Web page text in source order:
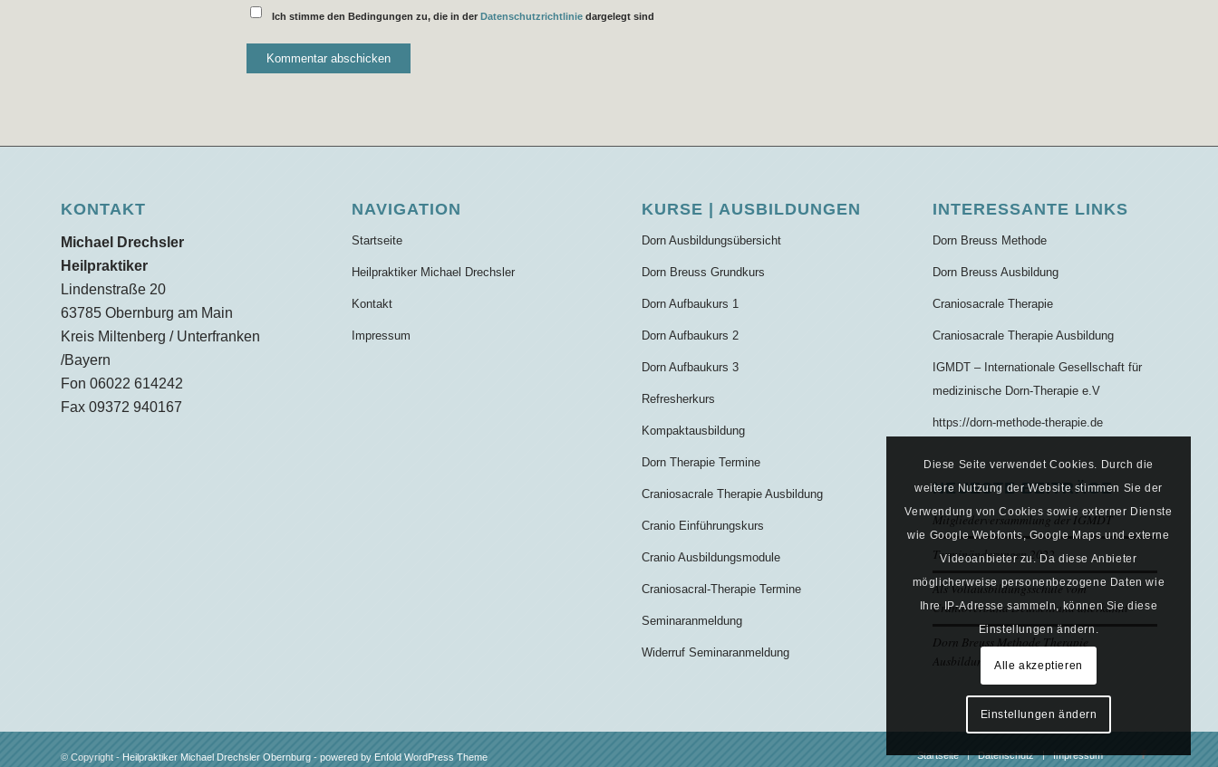
Ich stimme den Bedingungen zu, die in der Datenschutzrichtliniedargelegt sind
KONTAKT
Michael Drechsler
Heilpraktiker
Lindenstraße 20
63785 Obernburg am Main
Kreis Miltenberg / Unterfranken
/Bayern
Fon 06022 614242
Fax 09372 940167
NAVIGATION
Startseite
Heilpraktiker Michael Drechsler
Kontakt
Impressum
KURSE | AUSBILDUNGEN
Dorn Ausbildungsübersicht
Dorn Breuss Grundkurs
Dorn Aufbaukurs 1
Dorn Aufbaukurs 2
Dorn Aufbaukurs 3
Refresherkurs
Kompaktausbildung
Dorn Therapie Termine
Craniosacrale Therapie Ausbildung
Cranio Einführungskurs
Cranio Ausbildungsmodule
Craniosacral-Therapie Termine
Seminaranmeldung
Widerruf Seminaranmeldung
INTERESSANTE LINKS
Dorn Breuss Methode
Dorn Breuss Ausbildung
Craniosacrale Therapie
Craniosacrale Therapie Ausbildung
IGMDT – Internationale Gesellschaft für
medizinische Dorn-Therapie e.V
https://dorn-methode-therapie.de
NEUESTE BEITRÄGE
Mitgliederversammlung der IGMDT
Terminänderungen 2022
Als Vollausbildungsschule vom
Cranioverband Deutschland anerkannt
Dorn Breuss Methode Therapie
Ausbildungstermine 2020/21
© Copyright - Heilpraktiker Michael Drechsler Obernburg - powered by Enfold WordPress Theme Startseite Datenschutz Impressum
Diese Seite verwendet Cookies. Durch die
weitere Nutzung der Website stimmen Sie der
Verwendung von Cookies sowie externer Dienste
wie Google Webfonts, Google Maps und externe
Videoanbieter zu. Da diese Anbieter
möglicherweise personenbezogene Daten wie
Ihre IP-Adresse sammeln, können Sie diese
Einstellungen ändern.
Alle akzeptieren
Einstellungen ändern